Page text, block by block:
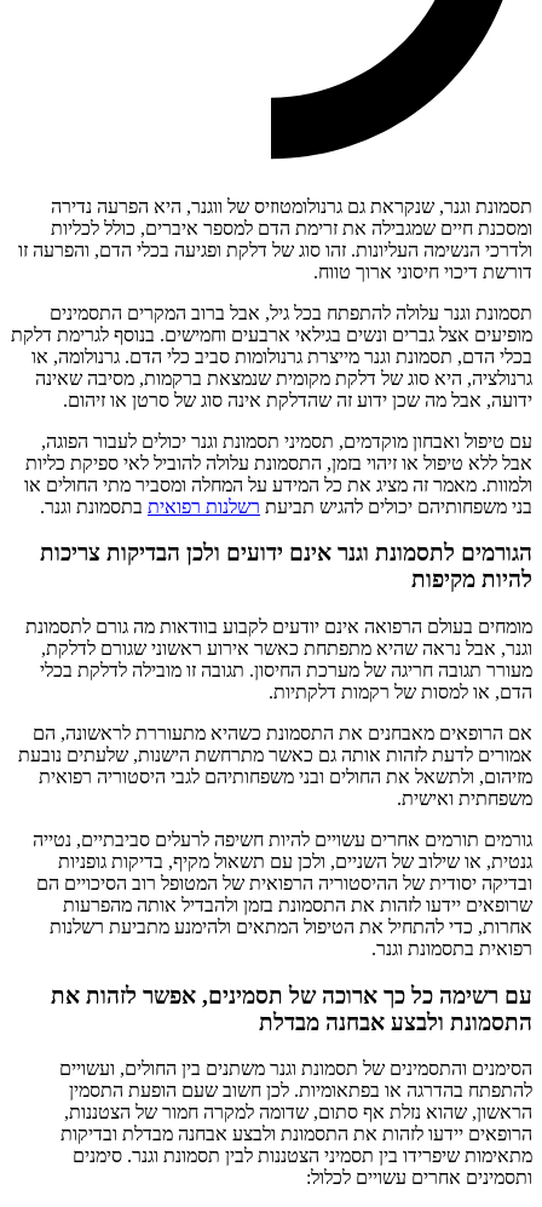
תסמונת וגנר, שנקראת גם גרנולומטוזיס של ווגנר, היא הפרעה נדירה
ומסכנת חיים שמגבילה את זרימת הדם למספר איברים, כולל לכליות
ולדרכי הנשימה העליונות. זהו סוג של דלקת ופגיעה בכלי הדם, והפרעה זו
דורשת דיכוי חיסוני ארוך טווח.
תסמונת וגנר עלולה להתפתח בכל גיל, אבל ברוב המקרים התסמינים
מופיעים אצל גברים ונשים בגילאי ארבעים וחמישים. בנוסף לגרימת דלקת
בכלי הדם, תסמונת וגנר מייצרת גרנולומות סביב כלי הדם. גרנולומה, או
גרנולציה, היא סוג של דלקת מקומית שנמצאת ברקמות, מסיבה שאינה
ידועה, אבל מה שכן ידוע זה שהדלקת אינה סוג של סרטן או זיהום.
עם טיפול ואבחון מוקדמים, תסמיני תסמונת וגנר יכולים לעבור הפוגה,
אבל ללא טיפול או זיהוי בזמן, התסמונת עלולה להוביל לאי ספיקת כליות
ולמוות. מאמר זה מציג את כל המידע על המחלה ומסביר מתי החולים או
בני משפחותיהם יכולים להגיש תביעת רשלנות רפואית בתסמונת וגנר.
הגורמים לתסמונת וגנר אינם ידועים ולכן הבדיקות צריכות
להיות מקיפות
מומחים בעולם הרפואה אינם יודעים לקבוע בוודאות מה גורם לתסמונת
וגנר, אבל נראה שהיא מתפתחת כאשר אירוע ראשוני שגורם לדלקת,
מעורר תגובה חריגה של מערכת החיסון. תגובה זו מובילה לדלקת בכלי
הדם, או למסות של רקמות דלקתיות.
אם הרופאים מאבחנים את התסמונת כשהיא מתעוררת לראשונה, הם
אמורים לדעת לזהות אותה גם כאשר מתרחשת הישנות, שלעתים נובעת
מזיהום, ולתשאל את החולים ובני משפחותיהם לגבי היסטוריה רפואית
משפחתית ואישית.
גורמים תורמים אחרים עשויים להיות חשיפה לרעלים סביבתיים, נטייה
גנטית, או שילוב של השניים, ולכן עם תשאול מקיף, בדיקות גופניות
ובדיקה יסודית של ההיסטוריה הרפואית של המטופל רוב הסיכויים הם
שרופאים יידעו לזהות את התסמונת בזמן ולהבדיל אותה מהפרעות
אחרות, כדי להתחיל את הטיפול המתאים ולהימנע מתביעת רשלנות
רפואית בתסמונת וגנר.
עם רשימה כל כך ארוכה של תסמינים, אפשר לזהות את
התסמונת ולבצע אבחנה מבדלת
הסימנים והתסמינים של תסמונת וגנר משתנים בין החולים, ועשויים
להתפתח בהדרגה או בפתאומיות. לכן חשוב שעם הופעת התסמין
הראשון, שהוא נזלת אף סתום, שדומה למקרה חמור של הצטננות,
הרופאים יידעו לזהות את התסמונת ולבצע אבחנה מבדלת ובדיקות
מתאימות שיפרידו בין תסמיני הצטננות לבין תסמונת וגנר. סימנים
ותסמינים אחרים עשויים לכלול: